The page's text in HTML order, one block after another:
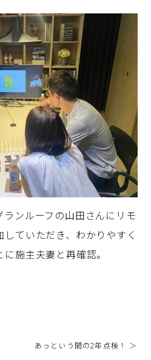
ンルーフの山田さんにリモ
ていただき、わかりやすく
施主夫妻と再確認。
あっという間の2年点検！ ＞